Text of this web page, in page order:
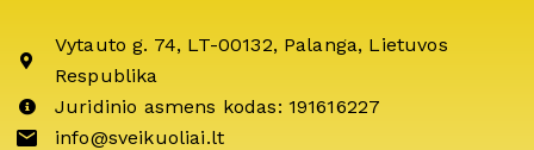
Vytauto g. 74, LT-00132, Palanga, Lietuvos
Respublika
Juridinio asmens kodas: 191616227
info@sveikuoliai.lt